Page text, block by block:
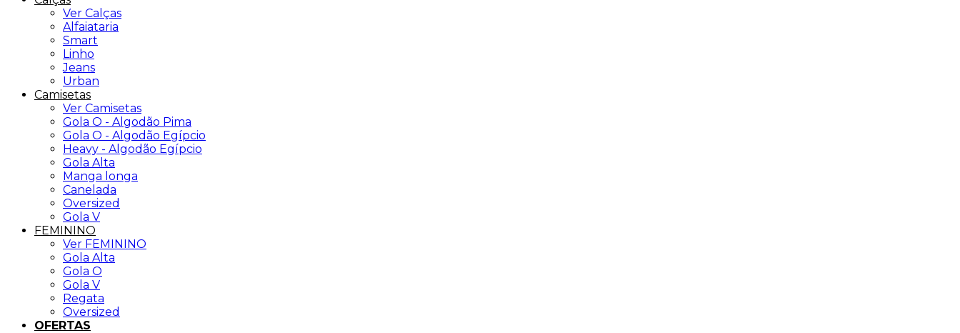
Ver Calças
Alfaiataria
Smart
Linho
Jeans
Urban
Camisetas
Ver Camisetas
Gola O - Algodão Pima
Gola O - Algodão Egípcio
Heavy - Algodão Egípcio
Gola Alta
Manga longa
Canelada
Oversized
Gola V
FEMININO
Ver FEMININO
Gola Alta
Gola O
Gola V
Regata
Oversized
OFERTAS